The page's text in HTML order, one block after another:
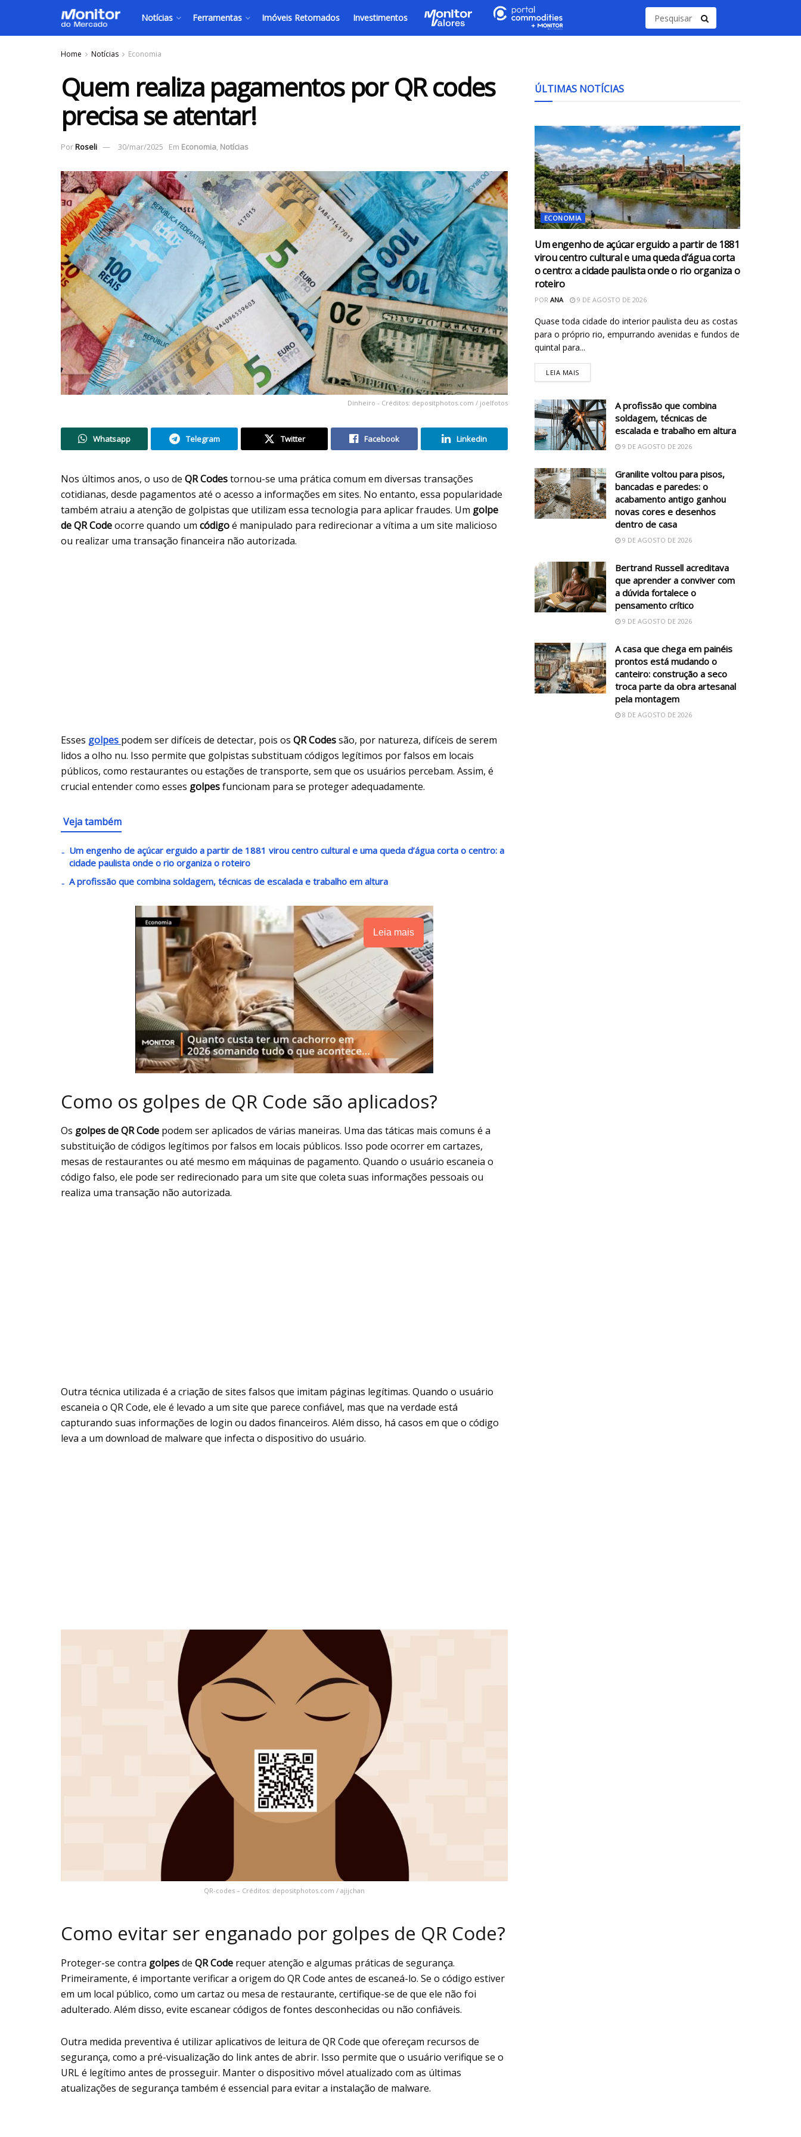
Notícias Ferramentas Imóveis Retomados Investimentos
Home Notícias Economia
Quem realiza pagamentos por QR codes
precisa se atentar!
PorRoseli 30/mar/2025 Em Economia, Notícias
Dinheiro - Créditos: depositphotos.com / joelfotos
Whatsapp Telegram Twitter Facebook Linkedin
Nos últimos anos, o uso de QR Codestornou-se uma prática comum em diversas transações
cotidianas, desde pagamentos até o acesso a informações em sites. No entanto, essa popularidade
também atraiu a atenção de golpistas que utilizam essa tecnologia para aplicar fraudes. Um golpe
de QR Codeocorre quando um códigoé manipulado para redirecionar a vítima a um site malicioso
ou realizar uma transação financeira não autorizada.
Esses golpes podem ser difíceis de detectar, pois os QR Codessão, por natureza, difíceis de serem
lidos a olho nu. Isso permite que golpistas substituam códigos legítimos por falsos em locais
públicos, como restaurantes ou estações de transporte, sem que os usuários percebam. Assim, é
crucial entender como esses golpesfuncionam para se proteger adequadamente.
Veja também
Um engenho de açúcar erguido a partir de 1881 virou centro cultural e uma queda d’água corta o centro: a
cidade paulista onde o rio organiza o roteiro
A profissão que combina soldagem, técnicas de escalada e trabalho em altura
Leia mais
Como os golpes de QR Code são aplicados?
Os golpes de QR Code podem ser aplicados de várias maneiras. Uma das táticas mais comuns é a
substituição de códigos legítimos por falsos em locais públicos. Isso pode ocorrer em cartazes,
mesas de restaurantes ou até mesmo em máquinas de pagamento. Quando o usuário escaneia o
código falso, ele pode ser redirecionado para um site que coleta suas informações pessoais ou
realiza uma transação não autorizada.
Outra técnica utilizada é a criação de sites falsos que imitam páginas legítimas. Quando o usuário
escaneia o QR Code, ele é levado a um site que parece confiável, mas que na verdade está
capturando suas informações de login ou dados financeiros. Além disso, há casos em que o código
leva a um download de malware que infecta o dispositivo do usuário.
QR-codes – Créditos: depositphotos.com / ajijchan
Como evitar ser enganado por golpes de QR Code?
Proteger-se contra golpesde QR Code requer atenção e algumas práticas de segurança.
Primeiramente, é importante verificar a origem do QR Code antes de escaneá-lo. Se o código estiver
em um local público, como um cartaz ou mesa de restaurante, certifique-se de que ele não foi
adulterado. Além disso, evite escanear códigos de fontes desconhecidas ou não confiáveis.
Outra medida preventiva é utilizar aplicativos de leitura de QR Code que ofereçam recursos de
segurança, como a pré-visualização do link antes de abrir. Isso permite que o usuário verifique se o
URL é legítimo antes de prosseguir. Manter o dispositivo móvel atualizado com as últimas
atualizações de segurança também é essencial para evitar a instalação de malware.
ÚLTIMAS NOTÍCIAS
ECONOMIA
Um engenho de açúcar erguido a partir de 1881
virou centro cultural e uma queda d’água corta
o centro: a cidade paulista onde o rio organiza o
roteiro
POR ANA 9 DE AGOSTO DE 2026
Quase toda cidade do interior paulista deu as costas
para o próprio rio, empurrando avenidas e fundos de
quintal para...
LEIA MAIS
A profissão que combina
soldagem, técnicas de
escalada e trabalho em altura
9 DE AGOSTO DE 2026
Granilite voltou para pisos,
bancadas e paredes: o
acabamento antigo ganhou
novas cores e desenhos
dentro de casa
9 DE AGOSTO DE 2026
Bertrand Russell acreditava
que aprender a conviver com
a dúvida fortalece o
pensamento crítico
9 DE AGOSTO DE 2026
A casa que chega em painéis
prontos está mudando o
canteiro: construção a seco
troca parte da obra artesanal
pela montagem
8 DE AGOSTO DE 2026